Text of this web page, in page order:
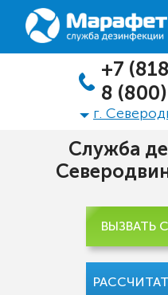
+7
8
г.
Служба
ВЫЗВАТЬ